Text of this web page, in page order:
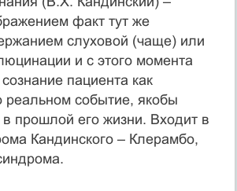
факт тут же
слуховой (чаще) или
и с этого момента
пациента как
реальном событие, якобы
прошлой его жизни. Входит в
Кандинского – Клерамбо,